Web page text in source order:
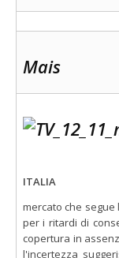
Mais
ITALIA
mercato che
per i ritardi di
copertura in
l'incertezza